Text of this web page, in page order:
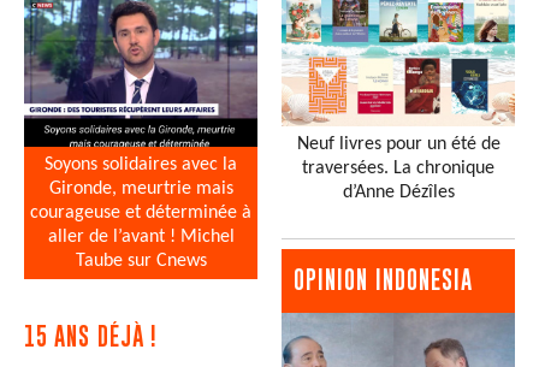
Soyons solidaires avec la
Gironde, meurtrie mais
courageuse et déterminée à
aller de l’avant ! Michel
Taube sur Cnews
15 ANS DÉJÀ !
Neuf livres pour un été de
traversées. La chronique
d’Anne Dézîles
OPINION INDONESIA